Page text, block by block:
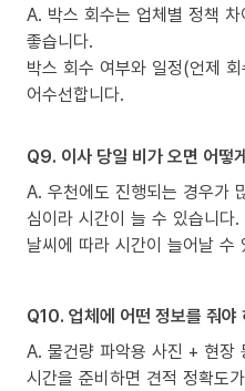
A. 박스 회수는 업체별 정책
좋습니다.
박스 회수 여부와 일정(언제
어수선합니다.
Q9. 이사 당일 비가 오면 어떻
A. 우천에도 진행되는 경우가
심이라 시간이 늘 수 있습니다.
날씨에 따라 시간이 늘어날 수
Q10. 업체에 어떤 정보를 줘야
A. 물건량 파악용 사진 + 현장
시간을 준비하면 견적 정확도